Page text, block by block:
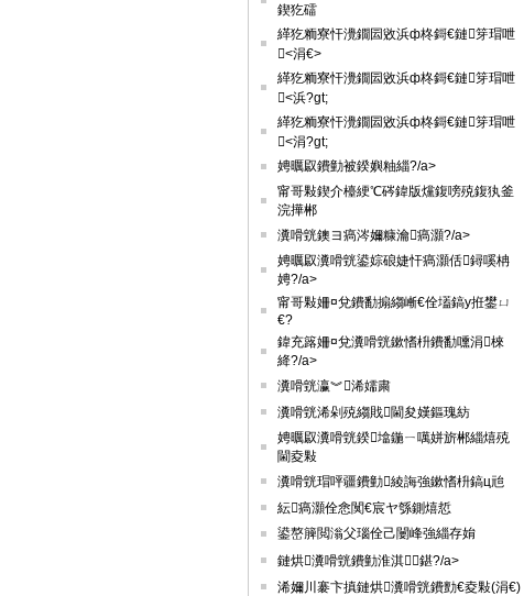
鍥犵礌
緙犵粫寮忓灚鐗囩敓浜ф柊鎶€鏈笌瑁呭
<涓€>
緙犵粫寮忓灚鐗囩敓浜ф柊鎶€鏈笌瑁呭
<浜?gt;
緙犵粫寮忓灚鐗囩敓浜ф柊鎶€鏈笌瑁呭
<涓?gt;
娉曞叞鐨勭被鍨嬩粙緇?/a>
甯哥敤鍥介檯綆℃硶鍏版爣鍑嗙殑鍑犱釜
浣撶郴
瀵嗗皝鐭ヨ瘑涔嬭糠瀹瘑灝?/a>
娉曞叞瀵嗗皝鍙婃硠婕忓瘑灝佸鐞嗘柟
娉?/a>
甯哥敤姍¤兌鐨勫搧縐嶃€佺壒鎬у拰鐢ㄩ
€?
鍏充簬姍¤兌瀵嗗皝鏉愭枡鐨勫嚑涓棶
絳?/a>
瀵嗗皝瀛︾浠嬬粛
瀵嗗皝浠剁殑縐戝閫夋嫨鏂瑰紡
娉曞叞瀵嗗皝鍨墖鍦ㄧ噧姘旂郴緇熺殑
閫夌敤
瀵嗗皝瑁呯疆鐨勭綾誨強鏉愭枡鎬ц兘
紜瘑灝佺悆闃€宸ヤ綔鍘熺悊
鍙嶅簲閲滃父瑙佺己闄峰強緇存姢
鏈烘瀵嗗皝鐨勭淮淇鍖?/a>
浠嬭川褰卞搷鏈烘瀵嗗皝鐨勯€夌敤(涓€)